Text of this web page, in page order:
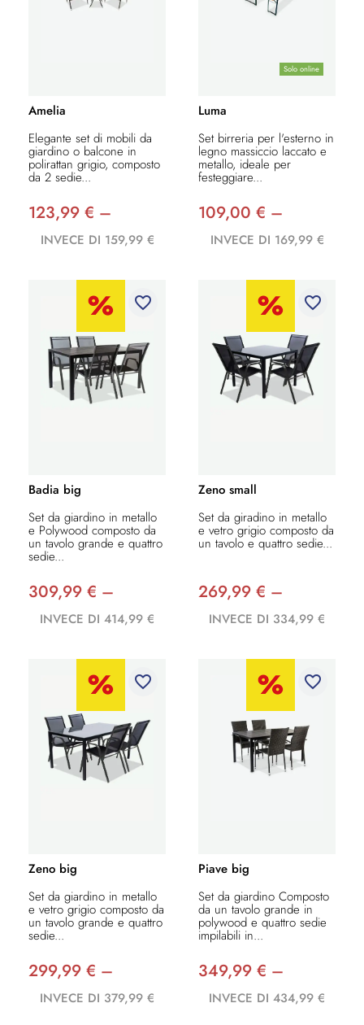
Amelia
Elegante set di mobili da
giardino o balcone in
polirattan grigio, composto
da 2 sedie...
123,99 € –
INVECE DI 159,99 €
Solo online
Luma
Set birreria per l'esterno in
legno massiccio laccato e
metallo, ideale per
festeggiare...
109,00 € –
INVECE DI 169,99 €
favorite_border
Badia big
Set da giardino in metallo
e Polywood composto da
un tavolo grande e quattro
sedie...
309,99 € –
INVECE DI 414,99 €
favorite_border
Zeno small
Set da giradino in metallo
e vetro grigio composto da
un tavolo e quattro sedie...
269,99 € –
INVECE DI 334,99 €
favorite_border
Zeno big
Set da giardino in metallo
e vetro grigio composto da
un tavolo grande e quattro
sedie...
299,99 € –
INVECE DI 379,99 €
favorite_border
Piave big
Set da giardino Composto
da un tavolo grande in
polywood e quattro sedie
impilabili in...
349,99 € –
INVECE DI 434,99 €